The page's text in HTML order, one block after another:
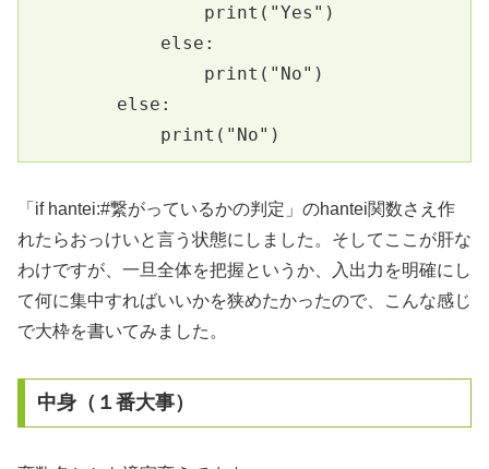
                print("Yes")
            else:
                print("No")
        else:
            print("No")
「if hantei:#繋がっているかの判定」のhantei関数さえ作
れたらおっけいと言う状態にしました。そしてここが肝な
わけですが、一旦全体を把握というか、入出力を明確にし
て何に集中すればいいかを狭めたかったので、こんな感じ
で大枠を書いてみました。
中身（１番大事）